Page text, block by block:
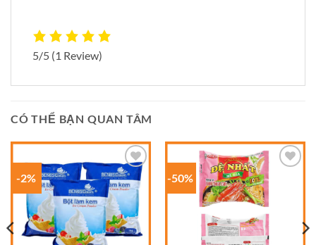
5/5 (1 Review)
CÓ THỂ BẠN QUAN TÂM
-2%
Add to
wishlist
-50%